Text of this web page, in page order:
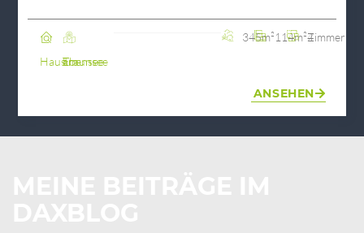
HausEbensee am Traunsee
345m²114m²4 Zimmer
ANSEHEN